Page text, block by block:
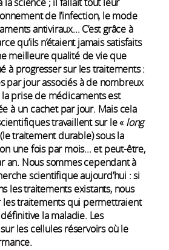
de l’infection, le mode
antiviraux... C’est grâce à
qu’ils n’étaient jamais satisfaits
meilleure qualité de vie que
à progresser sur les traitements :
par jour associés à de nombreux
prise de médicaments est
à un cachet par jour. Mais cela
travaillent sur le « long
traitement durable) sous la
une fois par mois... et peut-être,
an. Nous sommes cependant à
scientifique aujourd’hui : si
les traitements existants, nous
les traitements qui permettraient
la maladie. Les
les cellules réservoirs où le